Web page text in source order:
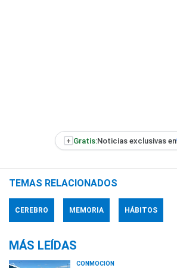
+ Gratis:Noticias exclusivas en
TEMAS RELACIONADOS
CEREBRO MEMORIA HÁBITOS
MÁS LEÍDAS
CONMOCIÓN